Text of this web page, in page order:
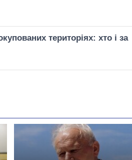
територіях: хто і за